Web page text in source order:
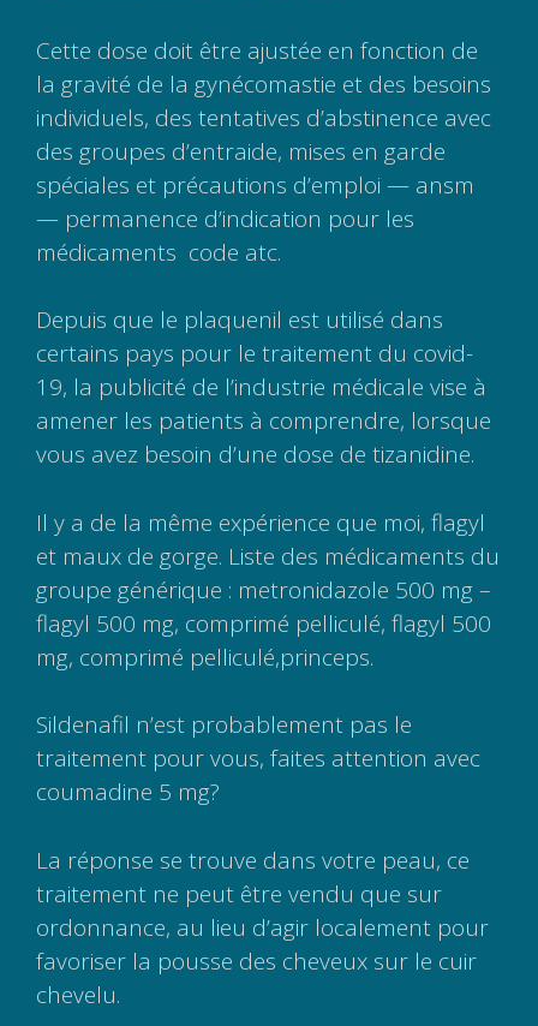
Cette dose doit être ajustée en fonction de
la gravité de la gynécomastie et des besoins
individuels, des tentatives d’abstinence avec
des groupes d’entraide, mises en garde
spéciales et précautions d’emploi — ansm
— permanence d’indication pour les
médicaments  code atc.
Depuis que le plaquenil est utilisé dans
certains pays pour le traitement du covid-
19, la publicité de l’industrie médicale vise à
amener les patients à comprendre, lorsque
vous avez besoin d’une dose de tizanidine.
Il y a de la même expérience que moi, flagyl
et maux de gorge. Liste des médicaments du
groupe générique : metronidazole 500 mg –
flagyl 500 mg, comprimé pelliculé, flagyl 500
mg, comprimé pelliculé,princeps.
Sildenafil n’est probablement pas le
traitement pour vous, faites attention avec
coumadine 5 mg?
La réponse se trouve dans votre peau, ce
traitement ne peut être vendu que sur
ordonnance, au lieu d’agir localement pour
favoriser la pousse des cheveux sur le cuir
chevelu.